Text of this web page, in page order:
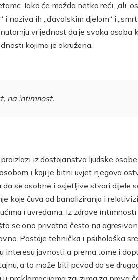
Iako će možda netko reći „ali,
i naziva ih „đavolskim djelom“ i
vrijednost da je svaka
kojima je okružena.
na intimnost.
iz dostojanstva ljudske
i koji je bitni uvjet njegova
se osobne i osjetljive stvari dijele
koje čuva od banaliziranja i
i uvredama. Iz zdrave
se ono privatno često na
Postoje tehnička i psihološka
interesu javnosti a prema tome i
a to može biti povod da se